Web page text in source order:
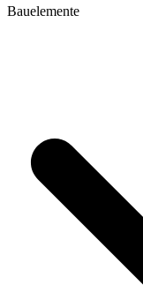
Bauelemente